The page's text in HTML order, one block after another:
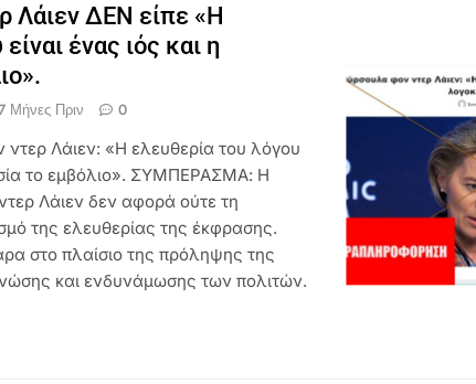
Λάιεν ΔΕΝ είπε «Η
ένας ιός και η
Μήνες Πριν
0
Λάιεν: «Η ελευθερία του λόγου
το εμβόλιο». ΣΥΜΠΕΡΑΣΜΑ: Η
Λάιεν δεν αφορά ούτε τη
της ελευθερίας της έκφρασης.
στο πλαίσιο της πρόληψης της
και ενδυνάμωσης των πολιτών.